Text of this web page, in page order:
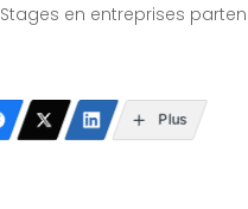
Stages en entreprises
Plus